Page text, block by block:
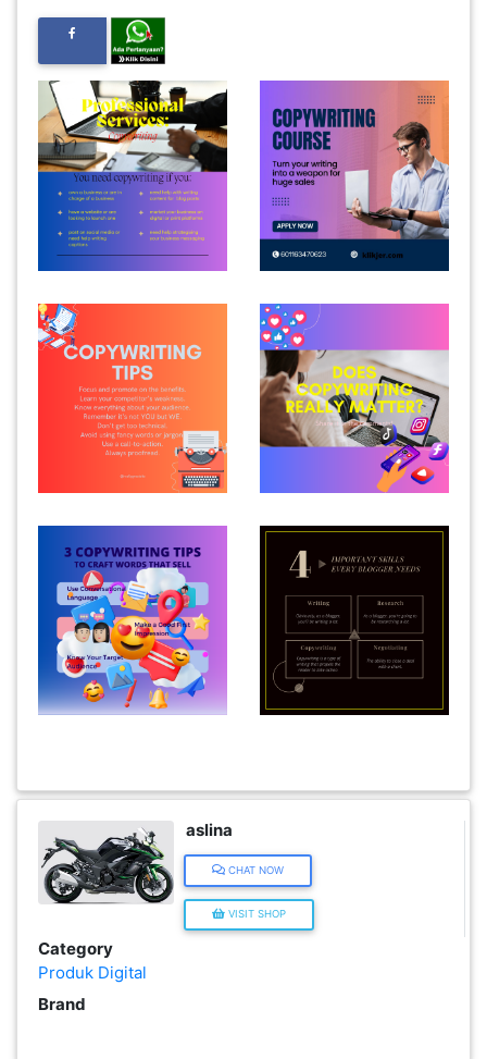
aslina
CHAT NOW
VISIT SHOP
Category
Produk Digital
Brand
TUDUNG(0)
ARTIKEL(14)
PEMBORONG(2)
PRODUK
DIGITAL(29)
MAKANAN(25)
PERNIAGAAN(41)
KENDERAAN(6)
SUKAN/HOBI(2)
PERCUTIAN
RUMAH
BARANG
PERIBADI(4)
PEKERJAAN(0)
SERVIS(17)